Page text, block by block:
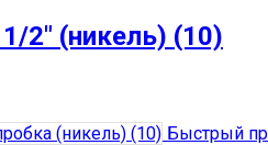
2″ (никель) (10)
Быстрый